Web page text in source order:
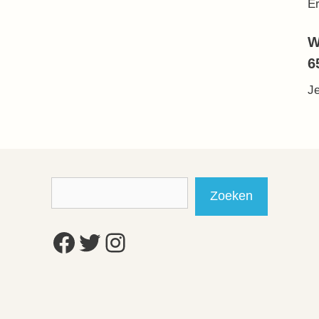
Zoeken
Facebook
Twitter
Instagram